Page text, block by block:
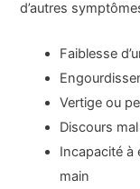
d’autres
Faiblesse
Vertige ou
Discours
Incapacité à
main